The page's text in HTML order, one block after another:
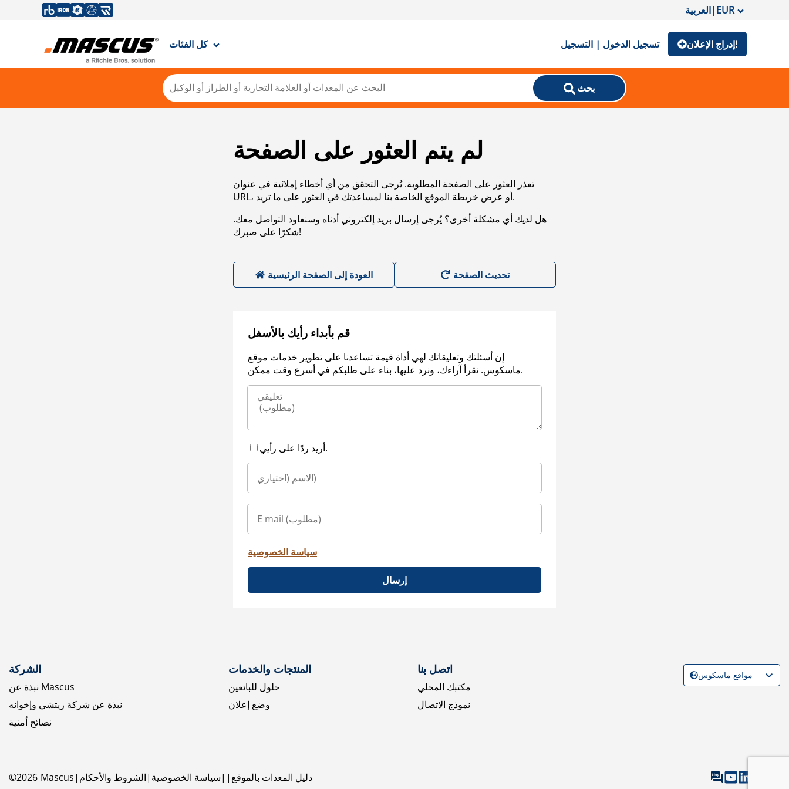
العربية|EUR
كل الفئات تسجيل الدخول | التسجيل إدراج الإعلان!
بحث
لم يتم العثور على الصفحة
تعذر العثور على الصفحة المطلوبة. يُرجى التحقق من أي أخطاء إملائية في عنوان
URL، أو عرض خريطة الموقع الخاصة بنا لمساعدتك في العثور على ما تريد.
هل لديك أي مشكلة أخرى؟ يُرجى إرسال بريد إلكتروني أدناه وسنعاود التواصل معك.
شكرًا على صبرك!
العودة إلى الصفحة الرئيسية
قم بأبداء رأيك بالأسفل
إن أسئلتك وتعليقاتك لهي أداة قيمة تساعدنا على تطوير خدمات موقع
ماسكوس. نقرأ آراءك، ونرد عليها، بناء على طلبكم في أسرع وقت ممكن.
أريد ردًا على رأيي.
سياسة الخصوصية
إرسال
الشركة
نبذة عن Mascus
نبذة عن شركة ريتشي وإخوانه
نصائح أمنية
المنتجات والخدمات
حلول للبائعين
وضع إعلان
اتصل بنا
مكتبك المحلي
نموذج الاتصال
©2026 Mascus الشروط والأحكام سياسة الخصوصية دليل المعدات بالموقع
مواقع ماسكوس